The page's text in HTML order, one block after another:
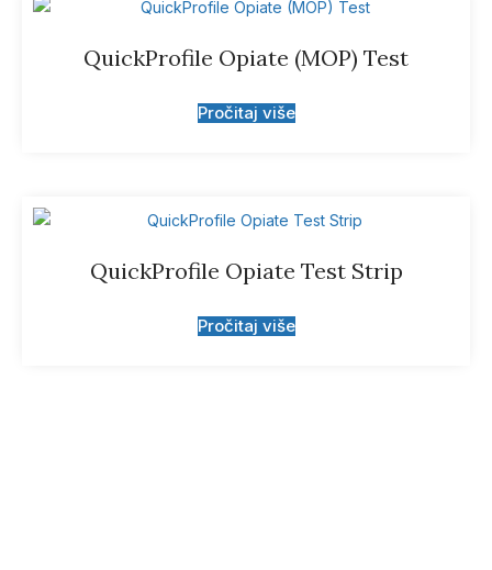
QuickProfile Opiate (MOP) Test
Pročitaj više
QuickProfile Opiate Test Strip
Pročitaj više